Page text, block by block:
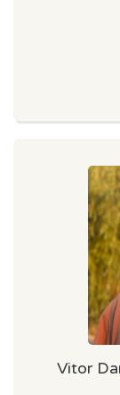
Vitor